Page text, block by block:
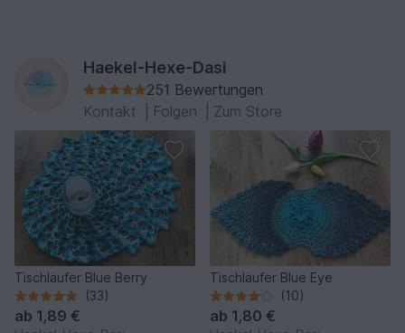
Haekel-Hexe-Dasi
251 Bewertungen
Kontakt
Folgen Zum Store
Tischläufer Blue Berry
(33)
ab 1,89 €
Tischläufer Blue Eye
(10)
ab 1,80 €